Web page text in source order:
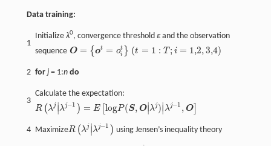
Data training:
1
Initialize λ0, convergence threshold εand the observation
sequence O = {ot = ot
i } (t = 1 : T; i = 1,2,3,4)
O= ot= o it ( =1 :T; = 1,2 ,3,4)
2 for j= 1:n do
3
Calculate the expectation:
R (λj ∣∣λj−1 ) = E [logP(S, O∣∣λ j )∣∣ λ j−1 , O]
Rλ j|λj- 1=Ε o gP (S, O| j)|λj-1, O
4 MaximizeR (λj ∣∣λj−1 )
Rλ j|λj- 1 using Jensen’s inequality theory